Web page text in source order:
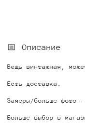
Описание
Вещь винтажная,
Есть доставка.
Замеры/больше фото
Больше выбор в